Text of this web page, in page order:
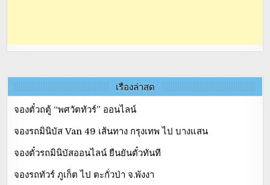
เรื่องล่าสุด
จองตั๋วถตู้ “พศวัตทัวร์” ออนไลน์
จองรถมินิบัส Van 49 เส้นทาง กรุงเทพ ไป บางแสน
จองตั๋วรถมินิบัสออนไลน์ ยืนยันตั๋วทันที
จองรถทัวร์ ภูเก็ต ไป ตะกั่วป่า จ.พังงา